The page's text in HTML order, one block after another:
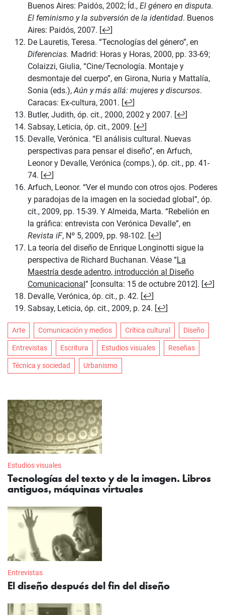
Buenos Aires: Paidós, 2002; Íd., El género en disputa.
El feminismo y la subversión de la identidad. Buenos
Aires: Paidós, 2007. [↩]
De Lauretis, Teresa. “Tecnologías del género”, en
Diferencias. Madrid: Horas y Horas, 2000, pp. 33-69;
Colaizzi, Giulia, “Cine/Tecnología. Montaje y
desmontaje del cuerpo”, en Girona, Nuria y Mattalía,
Sonia (eds.), Aún y más allá: mujeres y discursos.
Caracas: Ex-cultura, 2001. [↩]
Butler, Judith, óp. cit., 2000, 2002 y 2007. [↩]
Sabsay, Leticia, óp. cit., 2009. [↩]
Devalle, Verónica. “El análisis cultural. Nuevas
perspectivas para pensar el diseño”, en Arfuch,
Leonor y Devalle, Verónica (comps.), óp. cit., pp. 41-
74. [↩]
Arfuch, Leonor. “Ver el mundo con otros ojos. Poderes
y paradojas de la imagen en la sociedad global”, óp.
cit., 2009, pp. 15-39. Y Almeida, Marta. “Rebelión en
la gráfica: entrevista con Verónica Devalle”, en
Revista iF, Nº 5, 2009, pp. 98-102. [↩]
La teoría del diseño de Enrique Longinotti sigue la
perspectiva de Richard Buchanan. Véase “La
Maestría desde adentro, introducción al Diseño
Comunicacional” [consulta: 15 de octubre 2012]. [↩]
Devalle, Verónica, óp. cit., p. 42. [↩]
Sabsay, Leticia, óp. cit., 2009, p. 24. [↩]
Arte Comunicación y medios Crítica cultural Diseño
Entrevistas Escritura Estudios visuales Reseñas
Técnica y sociedad Urbanismo
Estudios visuales
Tecnologías del texto y de la imagen. Libros
antiguos, máquinas virtuales
Entrevistas
El diseño después del fin del diseño